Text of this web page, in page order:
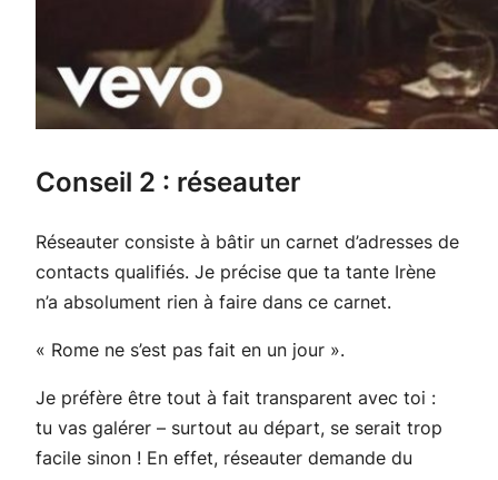
Conseil 2 : réseauter
Réseauter consiste à bâtir un carnet d’adresses de
contacts qualifiés. Je précise que ta tante Irène
n’a absolument rien à faire dans ce carnet.
« Rome ne s’est pas fait en un jour ».
Je préfère être tout à fait transparent avec toi :
tu vas galérer – surtout au départ, se serait trop
facile sinon ! En effet, réseauter demande du